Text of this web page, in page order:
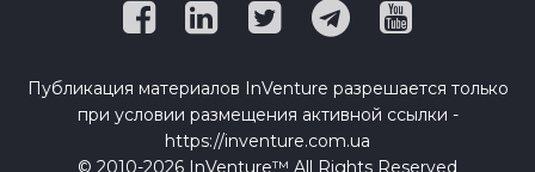
Публикация материалов InVenture разрешается только
при условии размещения активной ссылки -
https://inventure.com.ua
© 2010-2026 InVenture™ All Rights Reserved